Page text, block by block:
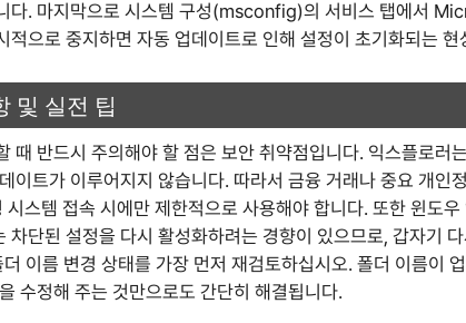
다. 마지막으로 시스템 구성(msconfig)의 서비스 탭에서
적으로 중지하면 자동 업데이트로 인해 설정이 초기화되는
및 실전 팁
때 반드시 주의해야 할 점은 보안 취약점입니다. 익스플로러
이트가 이루어지지 않습니다. 따라서 금융 거래나 중요 개인
시스템 접속 시에만 제한적으로 사용해야 합니다. 또한 윈도
차단된 설정을 다시 활성화하려는 경향이 있으므로, 갑자기
이름 변경 상태를 가장 먼저 재검토하십시오. 폴더 이름이
수정해 주는 것만으로도 간단히 해결됩니다.